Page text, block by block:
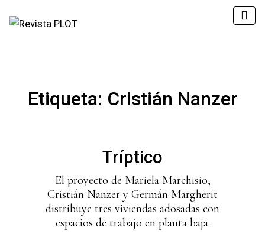
Etiqueta: Cristián Nanzer
Tríptico
El proyecto de Mariela Marchisio,
Cristián Nanzer y Germán Margherit
distribuye tres viviendas adosadas con
espacios de trabajo en planta baja.